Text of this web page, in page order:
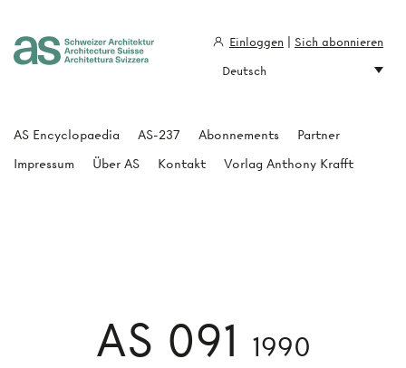
AS 091 1990
AS Encyclopaedia AS-237 Abonnements
Partner
Impressum
Über AS Kontakt Vorlag Anthony Krafft
Einloggen
Sich abonnieren
Deutsch